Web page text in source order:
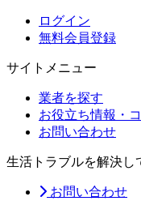
ログイン
無料会員登録
サイトメニュー
業者を探す
お役立ち情報・
お問い合わせ
生活トラブルを解決し
お問い合わせ